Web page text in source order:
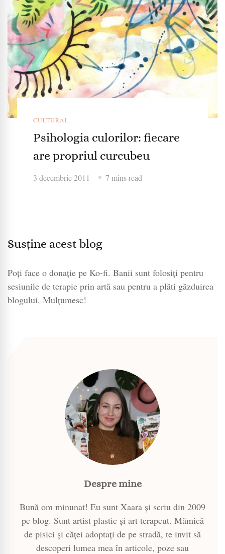
CULTURAL
Psihologia culorilor: fiecare
are propriul curcubeu
3 decembrie 2011 7 mins read
Susține acest blog
Poți face o donație pe Ko-fi. Banii sunt folosiți pentru
sesiunile de terapie prin artă sau pentru a plăti găzduirea
blogului. Mulțumesc!
Despre mine
Bună om minunat! Eu sunt Xaara și scriu din 2009
pe blog. Sunt artist plastic și art terapeut. Mămică
de pisici și căței adoptați de pe stradă, te invit să
descoperi lumea mea în articole, poze sau